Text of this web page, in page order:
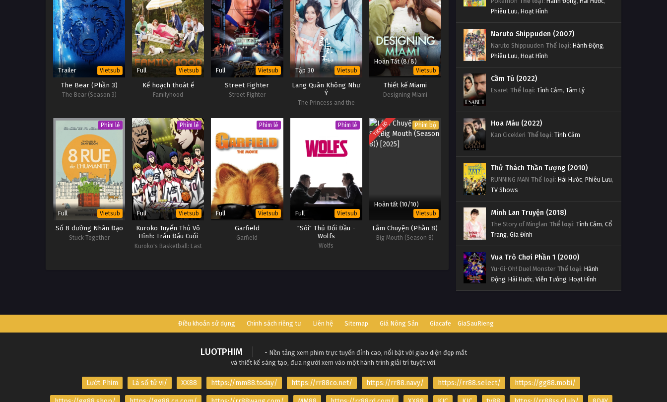
Trailer Vietsub
The Bear (Phần 3)
The Bear (Season 3)
Full Vietsub
Kế hoạch thoát ế
Familyhood
Full Vietsub
Street Fighter
Street Fighter
Tập 30 Vietsub
Lang Quân Không Như
Ý
The Princess and the
Hoàn Tất (8/8)
Vietsub
Thiết kế Miami
Designing Miami
Phim lẻ
Full Vietsub
Số 8 đường Nhân Đạo
Stuck Together
Phim lẻ
Full Vietsub
Kuroko Tuyển Thủ Vô
Hình: Trấn Đấu Cuối
Cùng
Kuroko's Basketball: Last
Phim lẻ
Full Vietsub
Garfield
Garfield
Phim lẻ
Full Vietsub
"Sói" Thủ Đối Đầu -
Wolfs
Wolfs
TRỌN BỘ Phim bộ
Hoàn tất (10/10)
Vietsub
Lắm Chuyện (Phần 8)
Big Mouth (Season 8)
Phiêu Lưu, Hoạt Hình
Naruto Shippuden (2007)
Naruto Shippuuden Thể loại: Hành Động,
Phiêu Lưu, Hoạt Hình
Cầm Tù (2022)
Esaret Thể loại: Tình Cảm, Tâm Lý
Hoa Máu (2022)
Kan Cicekleri Thể loại: Tình Cảm
Thử Thách Thần Tượng (2010)
RUNNING MAN Thể loại: Hài Hước, Phiêu Lưu,
TV Shows
Minh Lan Truyện (2018)
The Story of Minglan Thể loại: Tình Cảm, Cổ
Trang, Gia Đình
Vua Trò Chơi Phần 1 (2000)
Yu-Gi-Oh! Duel Monster Thể loại: Hành
Động, Hài Hước, Viễn Tưởng, Hoạt Hình
Điều khoản sử dụng Chính sách riêng tư Liên hệ Sitemap Giá Nông Sản Giacafe GiaSauRieng
LUOTPHIM
- Nền tảng xem phim trực tuyến đỉnh cao, nổi bật với giao diện đẹp mắt
và thiết kế sáng tạo, đưa người xem vào một hành trình giải trí tuyệt vời.
Lướt Phim Lá số tử vi/ XX88 https://mm88.today/ https://rr88co.net/ https://rr88.navy/ https://rr88.select/ https://gg88.mobi/